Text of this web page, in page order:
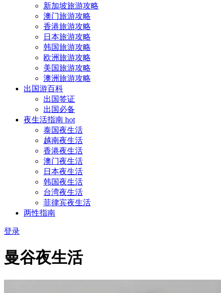
新加坡旅游攻略
澳门旅游攻略
香港旅游攻略
日本旅游攻略
韩国旅游攻略
欧洲旅游攻略
美国旅游攻略
澳洲旅游攻略
出国游百科
出国签证
出国必备
夜生活指南 hot
泰国夜生活
越南夜生活
香港夜生活
澳门夜生活
日本夜生活
韩国夜生活
台湾夜生活
菲律宾夜生活
两性指南
登录
曼谷夜生活